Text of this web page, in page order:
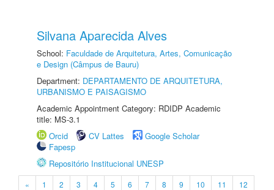
Silvana Aparecida Alves
School: Faculdade de Arquitetura, Artes, Comunicação
e Design (Câmpus de Bauru)
Department: DEPARTAMENTO DE ARQUITETURA,
URBANISMO E PAISAGISMO
Academic Appointment Category: RDIDP Academic
title: MS-3.1
Orcid
CV Lattes
Google Scholar
Fapesp
Repositório Institucional UNESP
« 1 2 3 4 5 6 7 8 9 10 11
12